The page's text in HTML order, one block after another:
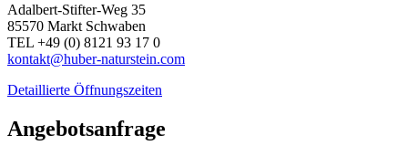
Adalbert-Stifter-Weg 35
85570 Markt Schwaben
TEL +49 (0) 8121 93 17 0
kontakt@huber-naturstein.com
Detaillierte Öffnungszeiten
Angebotsanfrage